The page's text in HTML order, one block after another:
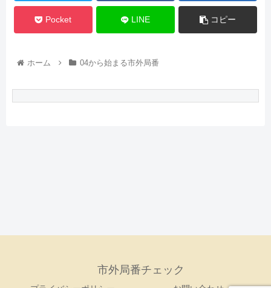
Pocket LINE コピー
ホーム 04から始まる市外局番
市外局番チェック